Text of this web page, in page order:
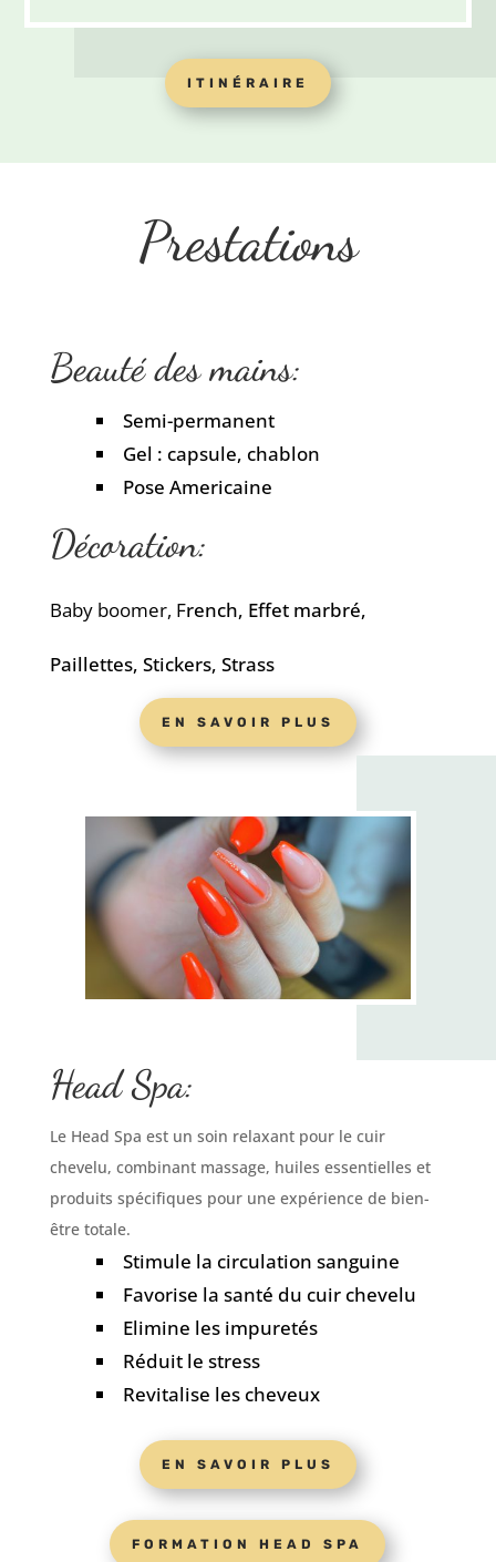
ITINÉRAIRE
Prestations
Beauté des mains:
Semi-permanent
Gel : capsule, chablon
Pose Americaine
Décoration:
Baby boomer, French, Effet marbré,
Paillettes, Stickers, Strass
EN SAVOIR PLUS
Head Spa:
Le Head Spa est un soin relaxant pour le cuir
chevelu, combinant massage, huiles essentielles et
produits spécifiques pour une expérience de bien-
être totale.
Stimule la circulation sanguine
Favorise la santé du cuir chevelu
Elimine les impuretés
Réduit le stress
Revitalise les cheveux
EN SAVOIR PLUS
FORMATION HEAD SPA